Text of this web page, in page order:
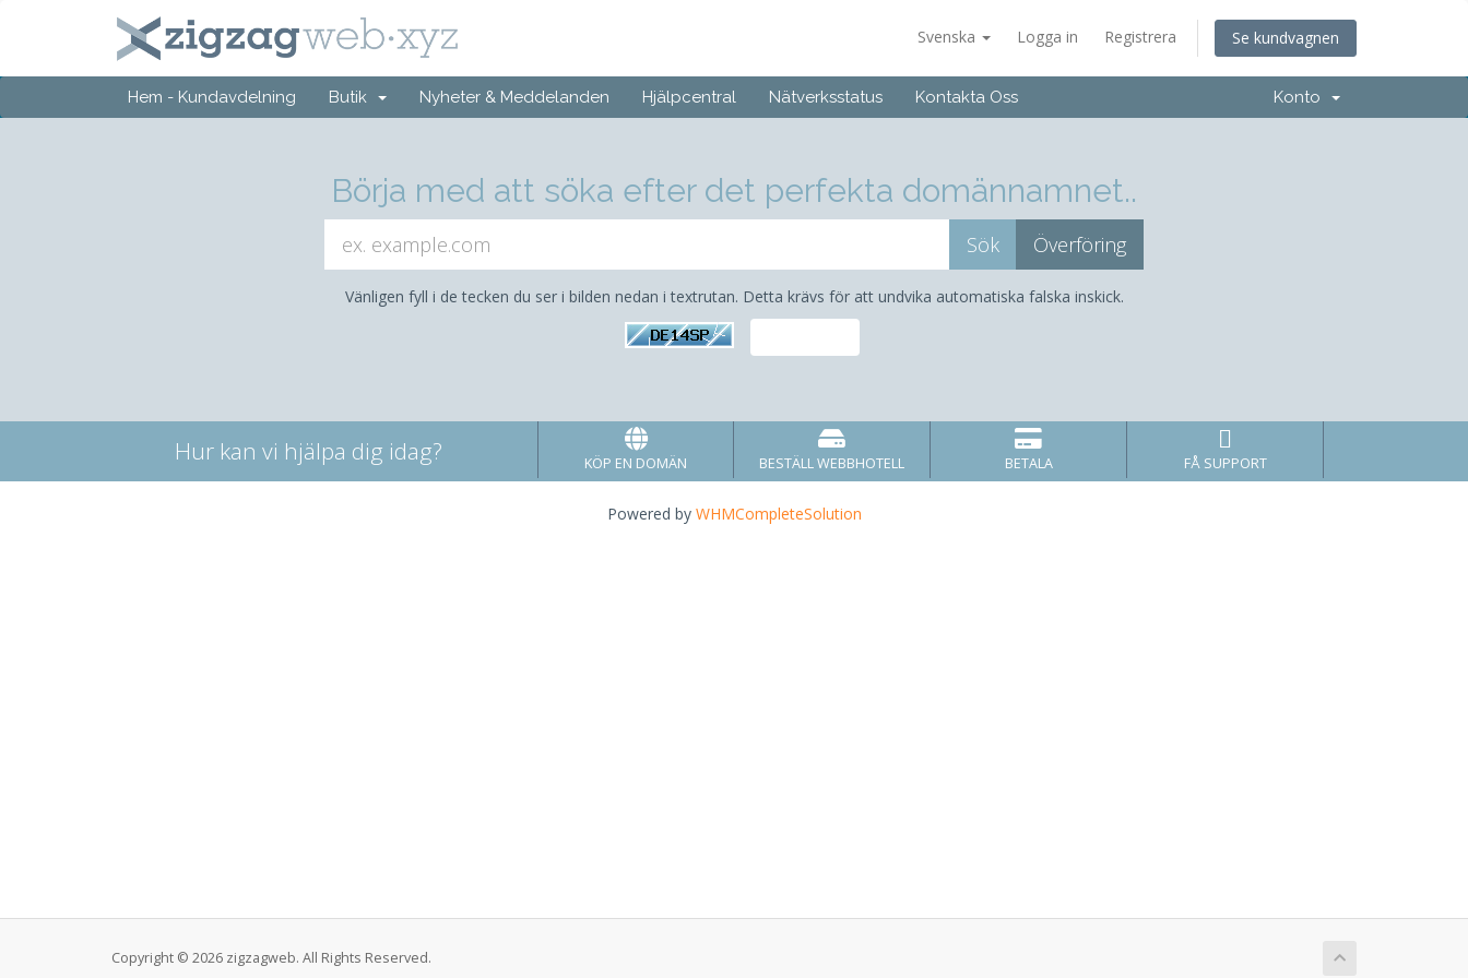
Svenska Logga in Registrera Se kundvagnen
Hem - Kundavdelning Butik Nyheter & Meddelanden Hjälpcentral Nätverksstatus Kontakta Oss Konto
Börja med att söka efter det perfekta domännamnet..
Vänligen fyll i de tecken du ser i bilden nedan i textrutan. Detta krävs för att undvika automatiska falska inskick.
Hur kan vi hjälpa dig idag? KÖP EN DOMÄN BESTÄLL WEBBHOTELL BETALA FÅ SUPPORT
Powered by WHMCompleteSolution
Copyright © 2026 zigzagweb. All Rights Reserved.